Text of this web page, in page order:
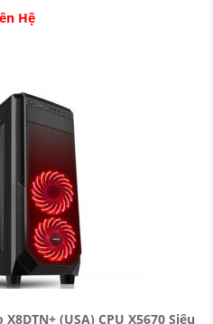
Hệ
(USA) CPU X5670 Siêu